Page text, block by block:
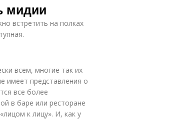
мидии
встретить на полках
всем, многие так их
имеет представления о
все более
в баре или ресторане
к лицу». И, как у